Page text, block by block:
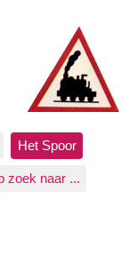
Het Spoor
zoek naar ...